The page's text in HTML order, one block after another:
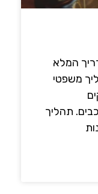
המלא
משפטי
תהליך